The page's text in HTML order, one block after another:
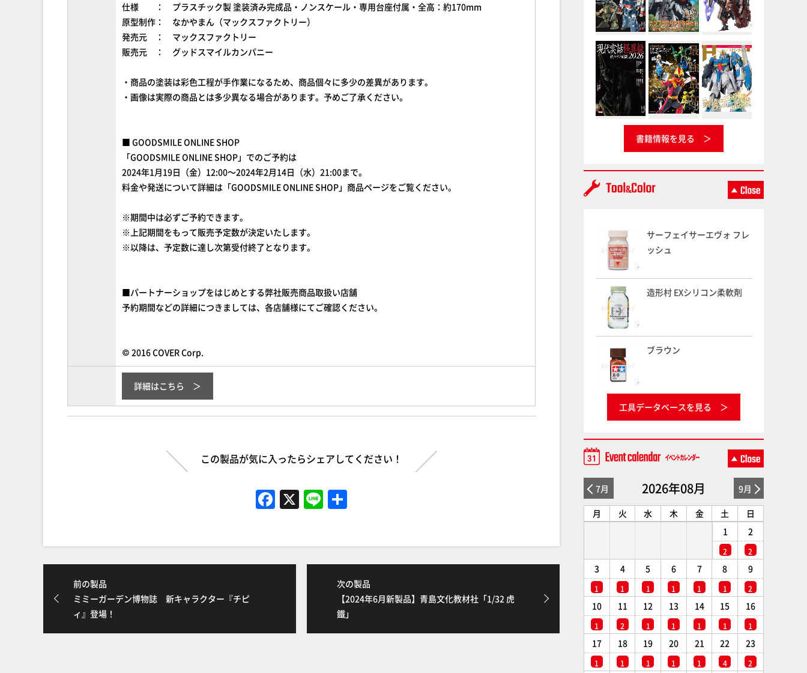
仕様 ： プラスチック製 塗装済み完成品・ノンスケール・専用台座付属・全高：約170mm
原型制作： なかやまん（マックスファクトリー）
発売元 ： マックスファクトリー
販売元 ： グッドスマイルカンパニー
・商品の塗装は彩色工程が手作業になるため、商品個々に多少の差異があります。
・画像は実際の商品とは多少異なる場合があります。予めご了承ください。
■ GOODSMILE ONLINE SHOP
「GOODSMILE ONLINE SHOP」でのご予約は
2024年1月19日（金）12:00～2024年2月14日（水）21:00まで。
料金や発送について詳細は「GOODSMILE ONLINE SHOP」商品ページをご覧ください。
※期間中は必ずご予約できます。
※上記期間をもって販売予定数が決定いたします。
※以降は、予定数に達し次第受付終了となります。
■パートナーショップをはじめとする弊社販売商品取扱い店舗
予約期間などの詳細につきましては、各店舗様にてご確認ください。
© 2016 COVER Corp.
詳細はこちら
この製品が気に入ったらシェアしてください！
F
a
e
k
X Li
n
前の製品
ミミーガーデン博物誌 新キャラクター『チピ
ィ』登場！
次の製品
【2024年6月新製品】青島文化教材社「1/32 虎
鐵」
書籍情報を見る
サーフェイサーエヴォ フレ
ッシュ
造形村 EXシリコン柔軟剤
ブラウン
工具データベースを見る
7月 2026年08月 9月
月 火 水 木 金 土
日
1
2
2
2
3
1
4
1
5
1
6
1
7
1
8
1
9
2
10
1
11
2
12
1
13
1
14
1
15
1
16
1
17
1
18
1
19
1
20
1
21
1
22
4
23
2